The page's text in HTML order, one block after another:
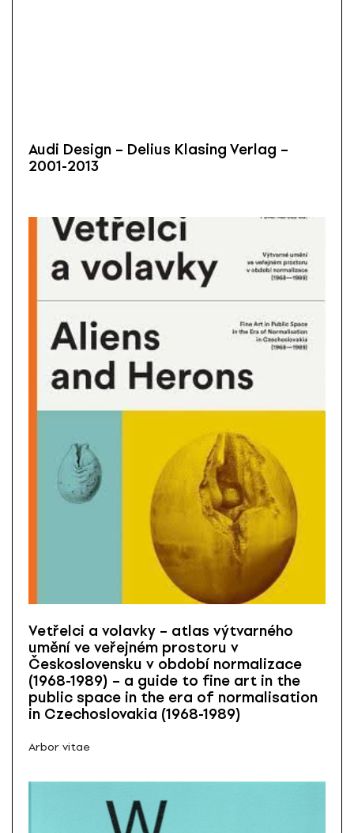
Audi Design – Delius Klasing Verlag –
2001-2013
Vetřelci a volavky – atlas výtvarného
umění ve veřejném prostoru v
Československu v období normalizace
(1968-1989) – a guide to fine art in the
public space in the era of normalisation
in Czechoslovakia (1968-1989)
Arbor vitae